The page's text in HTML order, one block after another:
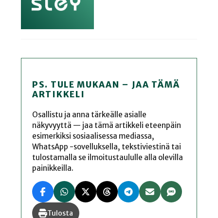
PS. TULE MUKAAN – JAA TÄMÄ
ARTIKKELI
Osallistu ja anna tärkeälle asialle
näkyvyyttä — jaa tämä artikkeli eteenpäin
esimerkiksi sosiaalisessa mediassa,
WhatsApp -sovelluksella, tekstiviestinä tai
tulostamalla se ilmoitustaululle alla olevilla
painikkeilla.
Tulosta